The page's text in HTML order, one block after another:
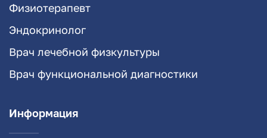
Физиотерапевт
Эндокринолог
Врач лечебной физкультуры
Врач функциональной диагностики
Информация